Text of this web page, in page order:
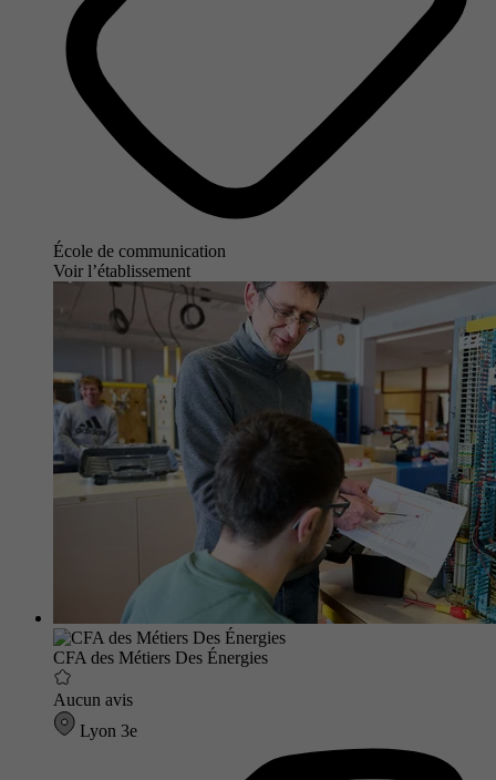
École de communication
Voir l’établissement
CFA des Métiers Des Énergies
Aucun avis
Lyon 3e